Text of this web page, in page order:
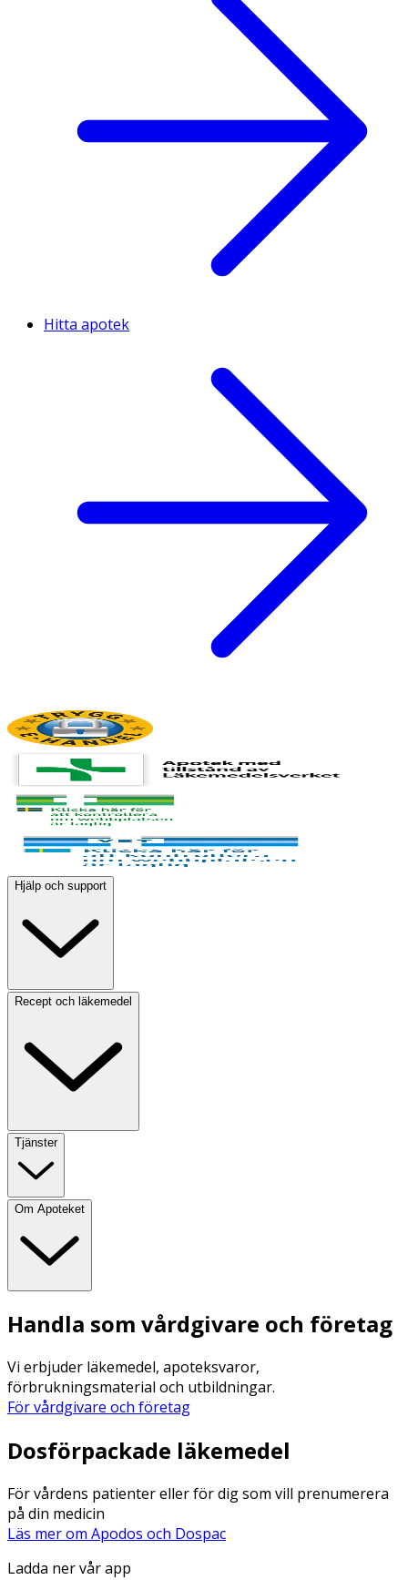
Hitta apotek
Hjälp och support
Recept och läkemedel
Tjänster
Om Apoteket
Handla som vårdgivare och företag
Vi erbjuder läkemedel, apoteksvaror,
förbrukningsmaterial och utbildningar.
För vårdgivare och företag
Dosförpackade läkemedel
För vårdens patienter eller för dig som vill prenumerera
på din medicin
Läs mer om Apodos och Dospac
Ladda ner vår app